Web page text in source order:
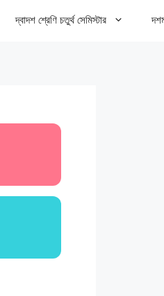
দ্বাদশ শ্রেণি চতুর্থ সেমিস্টার